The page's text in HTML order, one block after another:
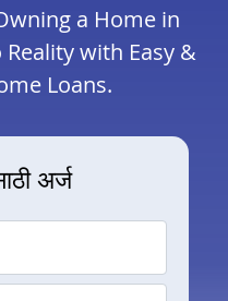
a Home in
with Easy &
Loans.
अर्ज